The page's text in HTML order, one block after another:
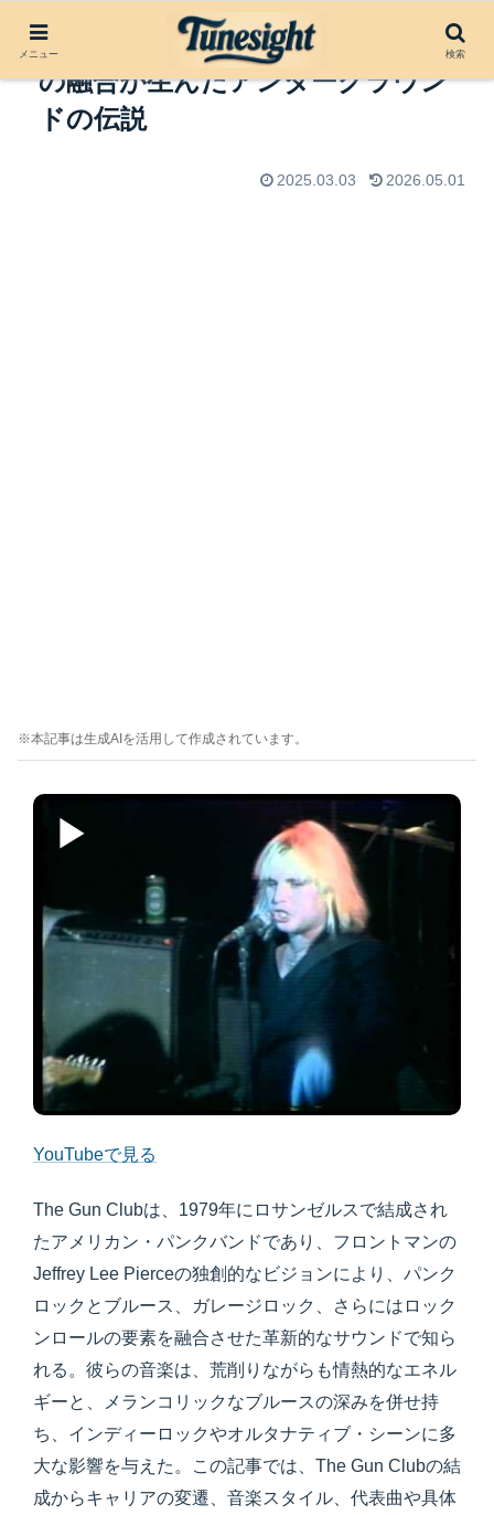
The Gun Club: パンク×ブルース
の融合が生んだアンダーグラウン
ドの伝説
2025.03.03 2026.05.01
※本記事は生成AIを活用して作成されています。
▶
YouTubeで見る
The Gun Clubは、1979年にロサンゼルスで結成され
たアメリカン・パンクバンドであり、フロントマンの
Jeffrey Lee Pierceの独創的なビジョンにより、パンク
ロックとブルース、ガレージロック、さらにはロック
ンロールの要素を融合させた革新的なサウンドで知ら
れる。彼らの音楽は、荒削りながらも情熱的なエネル
ギーと、メランコリックなブルースの深みを併せ持
ち、インディーロックやオルタナティブ・シーンに多
大な影響を与えた。この記事では、The Gun Clubの結
成からキャリアの変遷、音楽スタイル、代表曲や具体
メニュー 検索